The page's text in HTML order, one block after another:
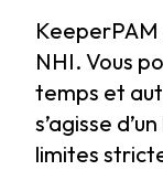
NHI. Vous
temps et
s’agisse
limites